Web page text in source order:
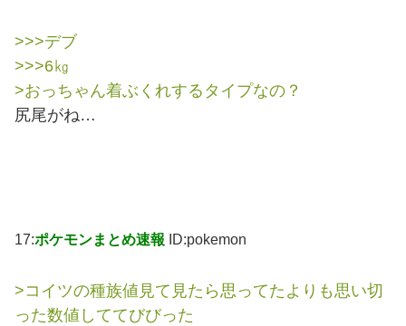
>>>デブ
>>>6㎏
>おっちゃん着ぶくれするタイプなの？
尻尾がね…
17:ポケモンまとめ速報 ID:pokemon
>コイツの種族値見て見たら思ってたよりも思い切
った数値しててびびった